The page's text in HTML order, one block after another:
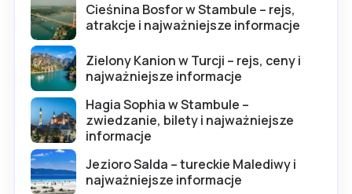
Cieśnina Bosfor w Stambule – rejs,
atrakcje i najważniejsze informacje
Zielony Kanion w Turcji – rejs, ceny i
najważniejsze informacje
Hagia Sophia w Stambule –
zwiedzanie, bilety i najważniejsze
informacje
Jezioro Salda – tureckie Malediwy i
najważniejsze informacje